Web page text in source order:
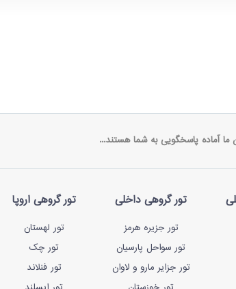
ما آماده پاسخگویی به شما هستند...
تور گروهی داخلی
تور جزیره هرمز
تور سواحل پارسیان
تور جزایر مارو و لاوان
تور گروهی اروپا
تور لهستان
تور چک
تور فنلاند